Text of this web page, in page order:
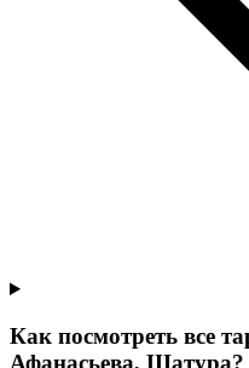
Как посмотреть все
Афанасьева, Шатура?